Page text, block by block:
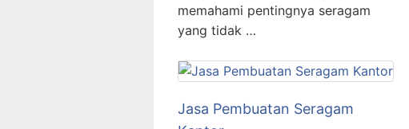
memahami pentingnya seragam
yang tidak …
Jasa Pembuatan Seragam